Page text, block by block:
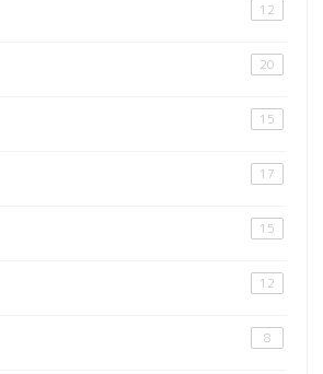
12
20
15
17
15
12
8